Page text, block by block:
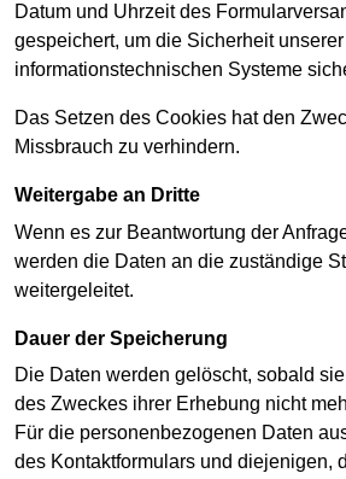
Datum und Uhrzeit des
gespeichert, um die Sicherheit unserer
informationstechnischen Systeme
Das Setzen des Cookies hat den
Missbrauch zu verhindern.
Weitergabe an Dritte
Wenn es zur Beantwortung der
werden die Daten an die zuständige
weitergeleitet.
Dauer der Speicherung
Die Daten werden gelöscht, sobald
des Zweckes ihrer Erhebung nicht
Für die personenbezogenen Daten
des Kontaktformulars und diejenigen,